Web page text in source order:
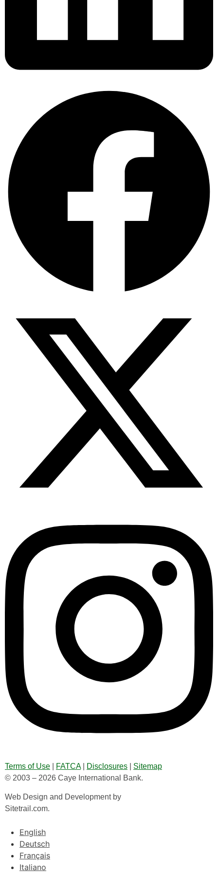
Terms of Use FATCA| Disclosures
Sitemap
© 2003 – 2026 Caye International Bank.
Web Design and Development by
Sitetrail.com.
English
Deutsch
Français
Italiano